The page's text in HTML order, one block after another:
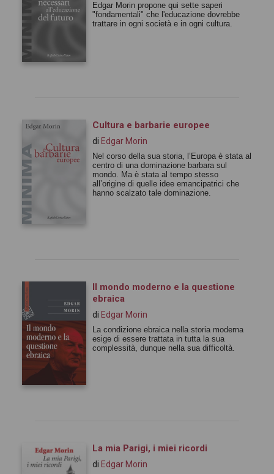
Edgar Morin propone qui sette saperi
"fondamentali" che l'educazione dovrebbe
trattare in ogni società e in ogni cultura.
Cultura e barbarie europee
di Edgar Morin
Nel corso della sua storia, l’Europa è stata al
centro di una dominazione barbara sul
mondo. Ma è stata al tempo stesso
all’origine di quelle idee emancipatrici che
hanno scalzato tale dominazione.
Il mondo moderno e la questione
ebraica
di Edgar Morin
La condizione ebraica nella storia moderna
esige di essere trattata in tutta la sua
complessità, dunque nella sua difficoltà.
La mia Parigi, i miei ricordi
di Edgar Morin